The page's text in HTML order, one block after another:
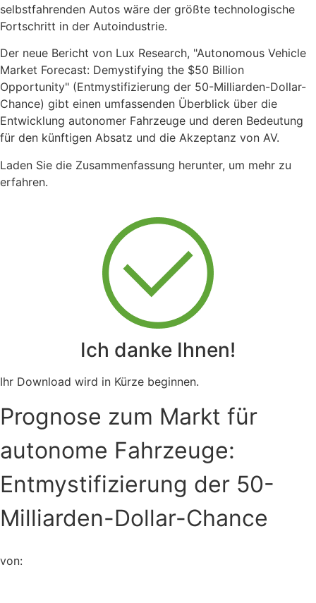
selbstfahrenden Autos wäre der größte technologische
Fortschritt in der Autoindustrie.
Der neue Bericht von Lux Research, "Autonomous Vehicle
Market Forecast: Demystifying the $50 Billion
Opportunity" (Entmystifizierung der 50-Milliarden-Dollar-
Chance) gibt einen umfassenden Überblick über die
Entwicklung autonomer Fahrzeuge und deren Bedeutung
für den künftigen Absatz und die Akzeptanz von AV.
Laden Sie die Zusammenfassung herunter, um mehr zu
erfahren.
Ich danke Ihnen!
Ihr Download wird in Kürze beginnen.
Prognose zum Markt für
autonome Fahrzeuge:
Entmystifizierung der 50-
Milliarden-Dollar-Chance
von: